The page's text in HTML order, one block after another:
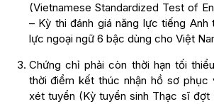
(Vietnamese Standardized Test of
– Kỳ thi đánh giá năng lực tiếng Anh
lực ngoại ngữ 6 bậc dùng cho Việt
Chứng chỉ phải còn thời hạn tối
thời điểm kết thúc nhận hồ sơ phục
xét tuyển (Kỳ tuyển sinh Thạc sĩ đợt